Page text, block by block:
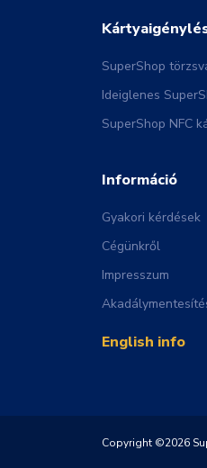
SuperShop
Ideiglenes
SuperShop NFC
Információ
Gyakori kérdések
Cégünkről
Impresszum
English info
Copyright ©2026